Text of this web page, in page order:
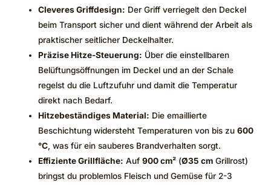
Cleveres Griffdesign: Der Griff verriegelt den Deckel
beim Transport sicher und dient während der Arbeit als
praktischer seitlicher Deckelhalter.
Präzise Hitze-Steuerung: Über die einstellbaren
Belüftungsöffnungen im Deckel und an der Schale
regelst du die Luftzufuhr und damit die Temperatur
direkt nach Bedarf.
Hitzebeständiges Material: Die emaillierte
Beschichtung widersteht Temperaturen von bis zu600
°C , was für ein sauberes Brandverhalten sorgt.
Effiziente Grillfläche: Auf900 cm² (Ø35 cm Grillrost)
bringst du problemlos Fleisch und Gemüse für 2-3